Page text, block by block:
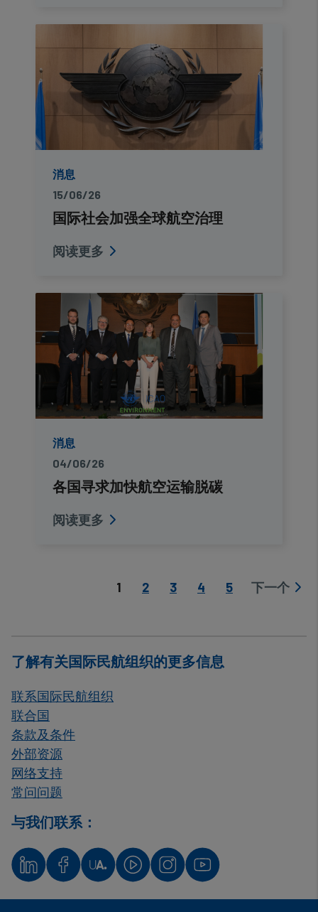
消息
15/06/26
国际社会加强全球航空治理
阅读更多
消息
04/06/26
各国寻求加快航空运输脱碳
阅读更多
Current page
1 页面
2 页面
3 页面
4 页面
5 Next page
下一个
了解有关国际民航组织的更多信息
联系国际民航组织
联合国
条款及条件
外部资源
网络支持
常问问题
与我们联系：